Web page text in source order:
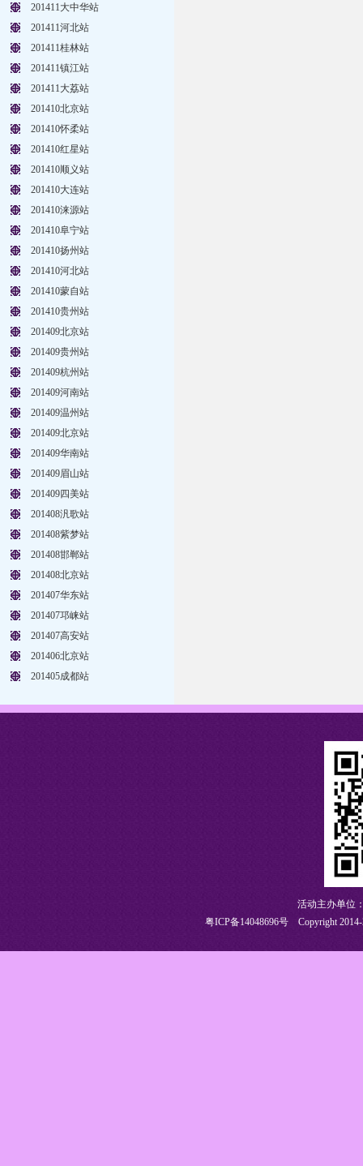
201411大中华站
201411河北站
201411桂林站
201411镇江站
201411大荔站
201410北京站
201410怀柔站
201410红星站
201410顺义站
201410大连站
201410涞源站
201410阜宁站
201410扬州站
201410河北站
201410蒙自站
201410贵州站
201409北京站
201409贵州站
201409杭州站
201409河南站
201409温州站
201409北京站
201409华南站
201409眉山站
201409四美站
201408汎歌站
201408紫梦站
201408邯郸站
201408北京站
201407华东站
201407邛崃站
201407高安站
201406北京站
201405成都站
活动主办单位
粤ICP备14048696号
Copyright